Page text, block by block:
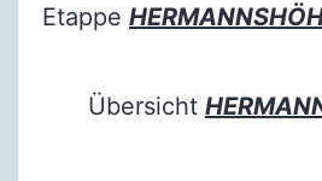
Etappe
Übersicht